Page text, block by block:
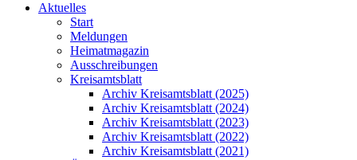
Aktuelles
Start
Meldungen
Heimatmagazin
Ausschreibungen
Kreisamtsblatt
Archiv Kreisamtsblatt (2025)
Archiv Kreisamtsblatt (2024)
Archiv Kreisamtsblatt (2023)
Archiv Kreisamtsblatt (2022)
Archiv Kreisamtsblatt (2021)